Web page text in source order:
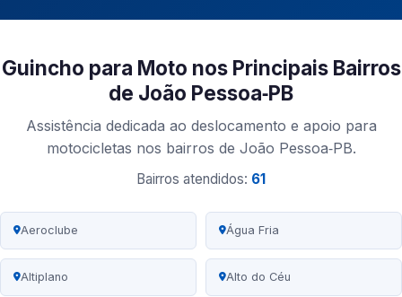
Guincho para Moto nos Principais Bairros
de João Pessoa‑PB
Assistência dedicada ao deslocamento e apoio para
motocicletas nos bairros de João Pessoa‑PB.
Bairros atendidos: 61
Aeroclube Água Fria
Altiplano Alto do Céu